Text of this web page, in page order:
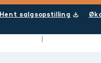
Hent salgsopstilling